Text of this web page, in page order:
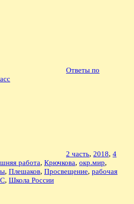
Ответы по
2 часть, 2018, 4
работа, Крючкова, окр.мир,
, Плешаков, Просвещение, рабочая
, Школа России